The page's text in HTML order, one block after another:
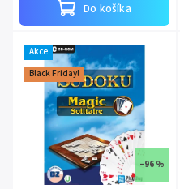
Do košíka
Akce
Black Friday!
–96 %